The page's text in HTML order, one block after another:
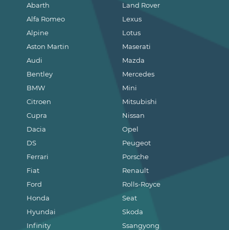
Abarth
Alfa Romeo
Alpine
Aston Martin
Audi
Bentley
BMW
Citroen
Cupra
Dacia
DS
Ferrari
Fiat
Ford
Honda
Hyundai
Infinity
Land Rover
Lexus
Lotus
Maserati
Mazda
Mercedes
Mini
Mitsubishi
Nissan
Opel
Peugeot
Porsche
Renault
Rolls-Royce
Seat
Skoda
Ssangyong